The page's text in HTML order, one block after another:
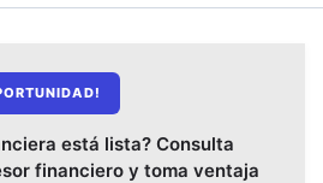
está lista? Consulta
financiero y toma ventaja